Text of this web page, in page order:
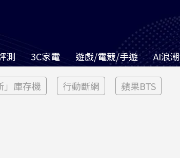
測 3C家電 遊戲/電競/手遊 AI浪潮
」庫存機 行動斷網 蘋果BTS